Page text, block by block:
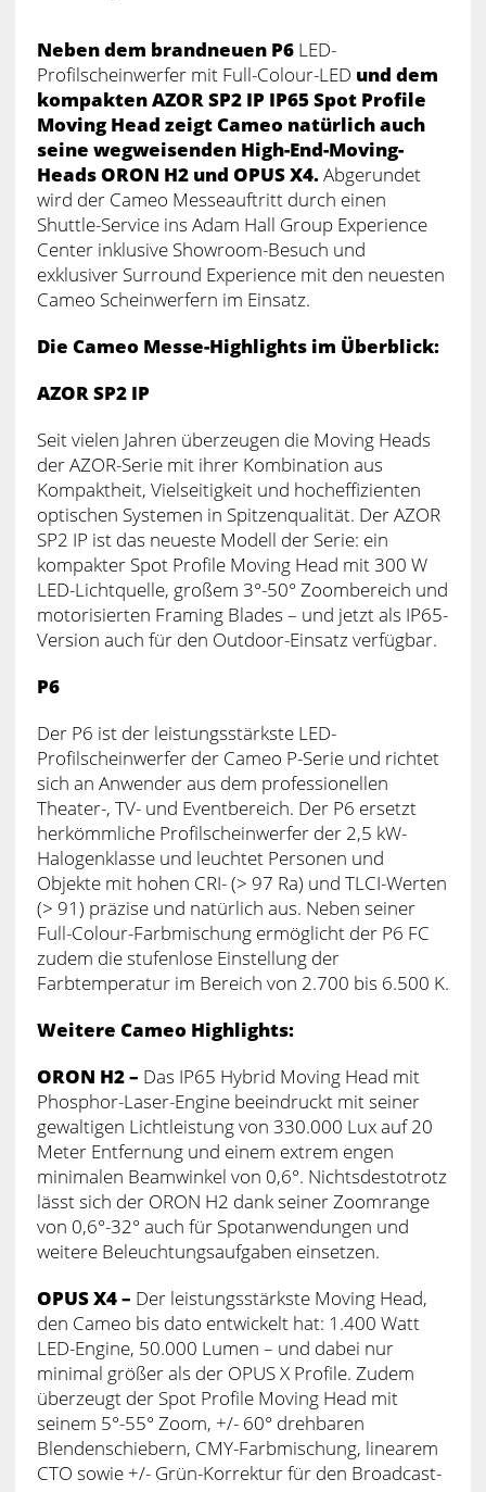
Neben dem brandneuen P6 LED-
Profilscheinwerfer mit Full-Colour-LED und dem
kompakten AZOR SP2 IP IP65 Spot Profile
Moving Head zeigt Cameo natürlich auch
seine wegweisenden High-End-Moving-
Heads ORON H2 und OPUS X4.Abgerundet
wird der Cameo Messeauftritt durch einen
Shuttle-Service ins Adam Hall Group Experience
Center inklusive Showroom-Besuch und
exklusiver Surround Experience mit den neuesten
Cameo Scheinwerfern im Einsatz.
Die Cameo Messe-Highlights im Überblick:
AZOR SP2 IP
Seit vielen Jahren überzeugen die Moving Heads
der AZOR-Serie mit ihrer Kombination aus
Kompaktheit, Vielseitigkeit und hocheffizienten
optischen Systemen in Spitzenqualität. Der AZOR
SP2 IP ist das neueste Modell der Serie: ein
kompakter Spot Profile Moving Head mit 300 W
LED-Lichtquelle, großem 3°-50° Zoombereich und
motorisierten Framing Blades – und jetzt als IP65-
Version auch für den Outdoor-Einsatz verfügbar.
P6
Der P6 ist der leistungsstärkste LED-
Profilscheinwerfer der Cameo P-Serie und richtet
sich an Anwender aus dem professionellen
Theater-, TV- und Eventbereich. Der P6 ersetzt
herkömmliche Profilscheinwerfer der 2,5 kW-
Halogenklasse und leuchtet Personen und
Objekte mit hohen CRI- (> 97 Ra) und TLCI-Werten
(> 91) präzise und natürlich aus. Neben seiner
Full-Colour-Farbmischung ermöglicht der P6 FC
zudem die stufenlose Einstellung der
Farbtemperatur im Bereich von 2.700 bis 6.500 K.
Weitere Cameo Highlights:
ORON H2 – Das IP65 Hybrid Moving Head mit
Phosphor-Laser-Engine beeindruckt mit seiner
gewaltigen Lichtleistung von 330.000 Lux auf 20
Meter Entfernung und einem extrem engen
minimalen Beamwinkel von 0,6°. Nichtsdestotrotz
lässt sich der ORON H2 dank seiner Zoomrange
von 0,6°-32° auch für Spotanwendungen und
weitere Beleuchtungsaufgaben einsetzen.
OPUS X4 – Der leistungsstärkste Moving Head,
den Cameo bis dato entwickelt hat: 1.400 Watt
LED-Engine, 50.000 Lumen – und dabei nur
minimal größer als der OPUS X Profile. Zudem
überzeugt der Spot Profile Moving Head mit
seinem 5°-55° Zoom, +/- 60° drehbaren
Blendenschiebern, CMY-Farbmischung, linearem
CTO sowie +/- Grün-Korrektur für den Broadcast-